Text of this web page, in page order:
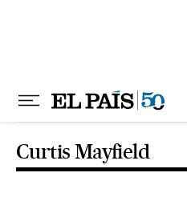
Curtis Mayfield